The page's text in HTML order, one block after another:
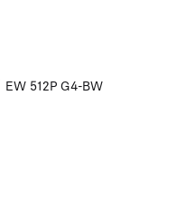
EW 512P G4-BW